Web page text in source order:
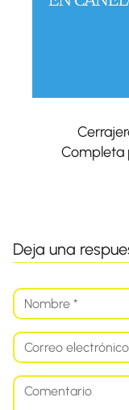
Completa
Deja una